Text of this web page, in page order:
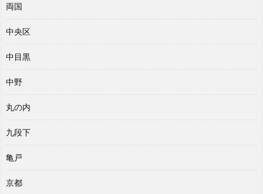
両国
中央区
中目黒
中野
丸の内
九段下
亀戸
京都